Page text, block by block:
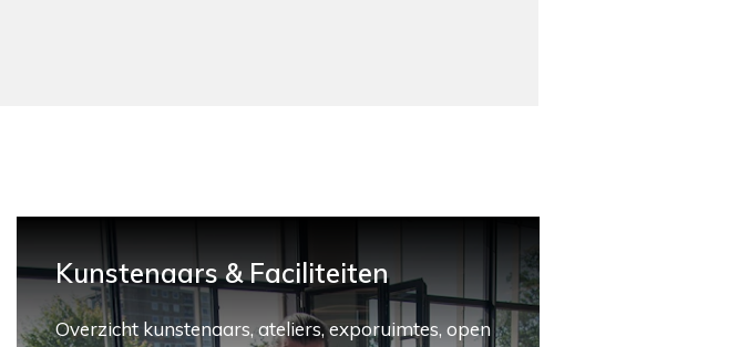
Kunstenaars & Faciliteiten
Overzicht kunstenaars, ateliers, exporuimtes, open